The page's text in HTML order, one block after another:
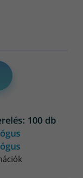
100 db